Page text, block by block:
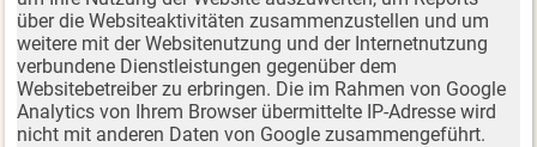
über die Websiteaktivitäten zusammenzustellen und um
weitere mit der Websitenutzung und der Internetnutzung
verbundene Dienstleistungen gegenüber dem
Websitebetreiber zu erbringen. Die im Rahmen von Google
Analytics von Ihrem Browser übermittelte IP-Adresse wird
nicht mit anderen Daten von Google zusammengeführt.